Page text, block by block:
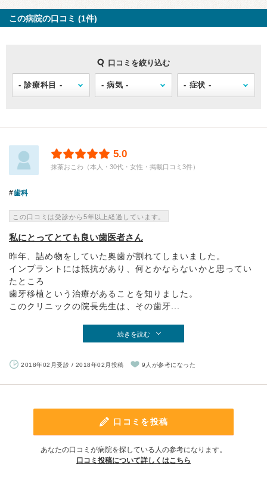
この病院の口コミ (1件)
口コミを絞り込む
5.0
抹茶おこわ（本人・30代・女性・掲載口コミ3件）
歯科
この口コミは受診から5年以上経過しています。
私にとってとても良い歯医者さん
昨年、詰め物をしていた奥歯が割れてしまいました。
インプラントには抵抗があり、何とかならないかと思ってい
たところ
歯牙移植という治療があることを知りました。
このクリニックの院長先生は、その歯牙...
続きを読む
2018年02月受診 / 2018年02月投稿 9人が参考になった
口コミを投稿
あなたの口コミが病院を探している人の参考になります。
口コミ投稿について詳しくはこちら